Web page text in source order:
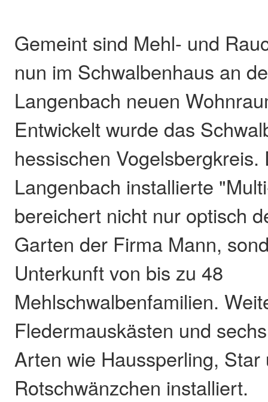
Gemeint sind Mehl- und
nun im Schwalbenhaus an
Langenbach neuen
Entwickelt wurde das
hessischen Vogelsbergkreis.
Langenbach installierte
bereichert nicht nur optisch
Garten der Firma Mann,
Unterkunft von bis zu 48
Mehlschwalbenfamilien.
Fledermauskästen und
Arten wie Haussperling, Star
Rotschwänzchen installiert.